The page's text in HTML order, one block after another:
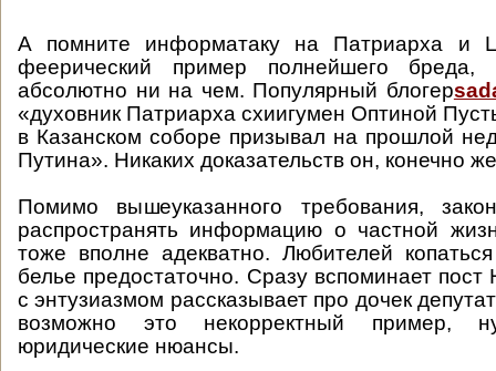
А помните информатаку на Патриарха и
феерический пример полнейшего бреда,
абсолютно ни на чем. Популярный блогер
«духовник Патриарха схиигумен Оптиной
в Казанском соборе призывал на прошлой
Путина». Никаких доказательств он, конечно
Помимо вышеуказанного требования,
распространять информацию о частной
тоже вполне адекватно. Любителей
белье предостаточно. Сразу вспоминает пост
с энтузиазмом рассказывает про дочек
возможно это некорректный пример,
юридические нюансы.